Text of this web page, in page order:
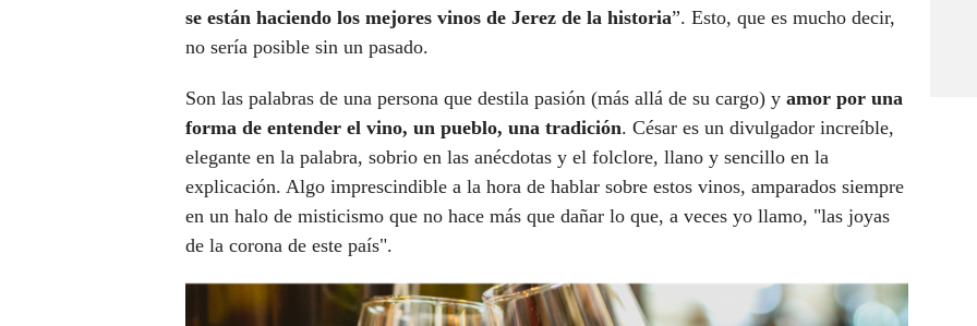
se están haciendo los mejores vinos de Jerez de la historia”. Esto, que es mucho decir,
no sería posible sin un pasado.
Son las palabras de una persona que destila pasión (más allá de su cargo) y amor por una
forma de entender el vino, un pueblo, una tradición. César es un divulgador increíble,
elegante en la palabra, sobrio en las anécdotas y el folclore, llano y sencillo en la
explicación. Algo imprescindible a la hora de hablar sobre estos vinos, amparados siempre
en un halo de misticismo que no hace más que dañar lo que, a veces yo llamo, "las joyas
de la corona de este país".